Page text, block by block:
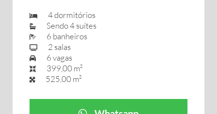
4 dormitórios
Sendo 4 suítes
6 banheiros
2 salas
6 vagas
399,00 m²
525,00 m²